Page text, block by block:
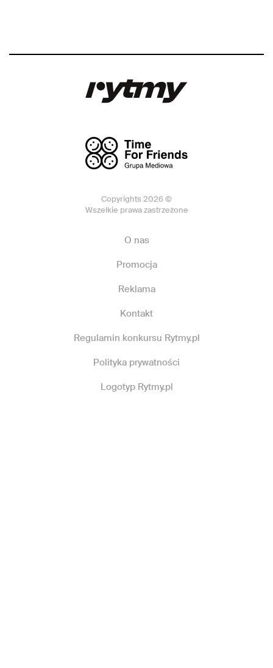
Copyrights 2026 ©
Wszelkie prawa zastrzeżone
O nas
Promocja
Reklama
Kontakt
Regulamin konkursu Rytmy.pl
Polityka prywatności
Logotyp Rytmy.pl